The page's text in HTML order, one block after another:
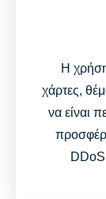
Η
χάρτες,
να είναι